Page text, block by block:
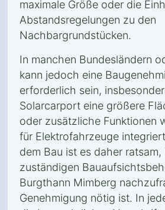
maximale Größe oder die
Abstandsregelungen zu den
Nachbargrundstücken.
In manchen Bundesländern
kann jedoch eine
erforderlich sein,
Solarcarport eine größere
oder zusätzliche Funktionen
für Elektrofahrzeuge
dem Bau ist es daher ratsam,
zuständigen
Burgthann Mimberg
Genehmigung nötig ist. In